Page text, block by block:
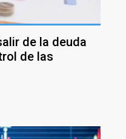
de la deuda
de las